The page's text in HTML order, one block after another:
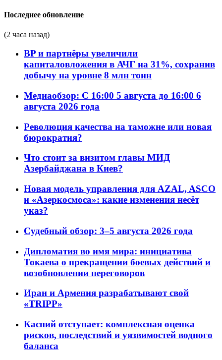
Последнее обновление
(2 часа назад)
BP и партнёры увеличили
капиталовложения в АЧГ на 31%, сохранив
добычу на уровне 8 млн тонн
Медиаобзор: С 16:00 5 августа до 16:00 6
августа 2026 года
Революция качества на таможне или новая
бюрократия?
Что стоит за визитом главы МИД
Азербайджана в Киев?
Новая модель управления для AZAL, ASCO
и «Азеркосмоса»: какие изменения несёт
указ?
Судебный обзор: 3–5 августа 2026 года
Дипломатия во имя мира: инициатива
Токаева о прекращении боевых действий и
возобновлении переговоров
Иран и Армения разрабатывают свой
«TRIPP»
Каспий отступает: комплексная оценка
рисков, последствий и уязвимостей водного
баланса